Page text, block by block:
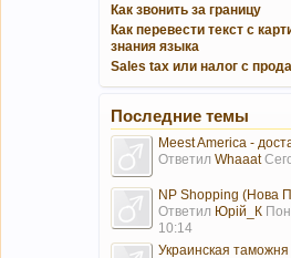
Как звонить за границу
Как перевести текст с
знания языка
Sales tax или налог с
Последние темы
Meest America -
Ответил Whaaat
NP Shopping (Нова
Ответил Юрій_К
10:14
Украинская таможня